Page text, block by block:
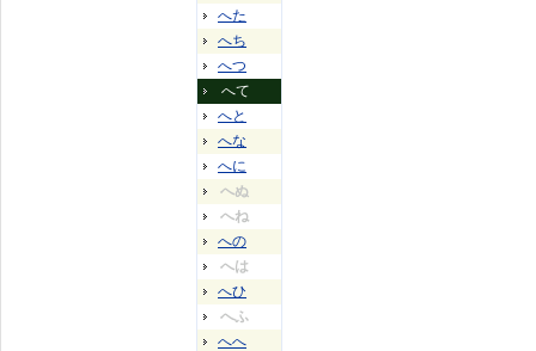
へた
へち
へつ
へて
へと
へな
へに
へぬ
へね
への
へは
へひ
へふ
へへ